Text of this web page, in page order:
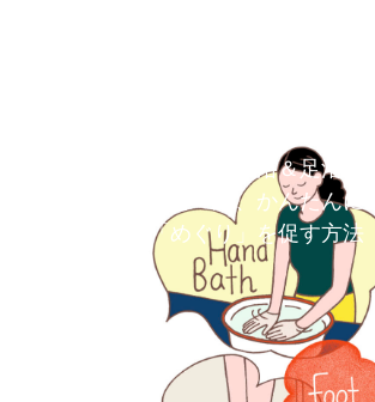
炭酸水で手浴＆足浴｜ほ
っと一息、かんたんに
「めぐり」を促す方法